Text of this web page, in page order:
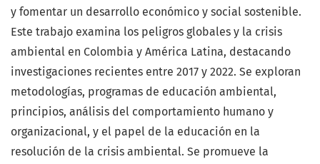
y fomentar un desarrollo económico y social sostenible.
Este trabajo examina los peligros globales y la crisis
ambiental en Colombia y América Latina, destacando
investigaciones recientes entre 2017 y 2022. Se exploran
metodologías, programas de educación ambiental,
principios, análisis del comportamiento humano y
organizacional, y el papel de la educación en la
resolución de la crisis ambiental. Se promueve la